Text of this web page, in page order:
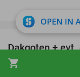
shopping_cart
Dakgoten +
gootinspectie
OPEN IN